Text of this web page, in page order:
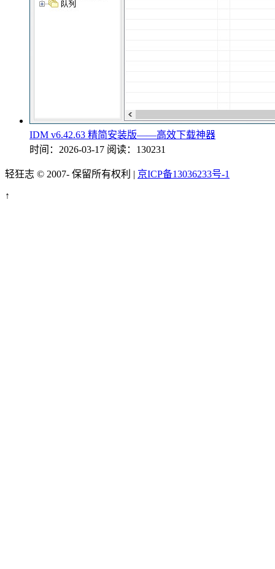
IDM v6.42.63 精简安装版——高效下载神器
时间：2026-03-17 阅读：130231
轻狂志 © 2007- 保留所有权利 | 京ICP备13036233号-1
↑